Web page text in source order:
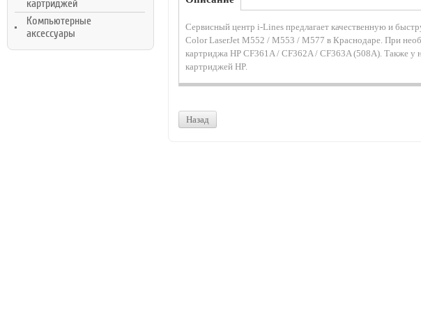
картриджей
Компьютерные
аксессуары
Сервисный центр i-Lines предлагает качественную и
Color LaserJet M552 / M553 / M577 в Краснодаре. При
картриджа HP CF361A / CF362A / CF363A (508A). Также у
картриджей HP.
Назад